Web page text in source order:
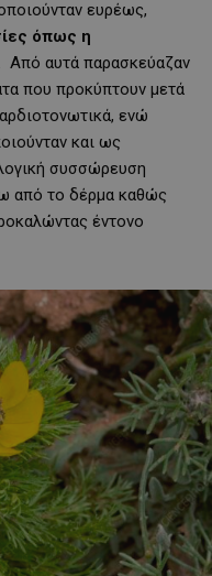
ευρέως,
όπως η
. Από αυτά παρασκεύαζαν
που προκύπτουν μετά
ενώ
και ως
συσσώρευση
από το δέρμα καθώς
έντονο